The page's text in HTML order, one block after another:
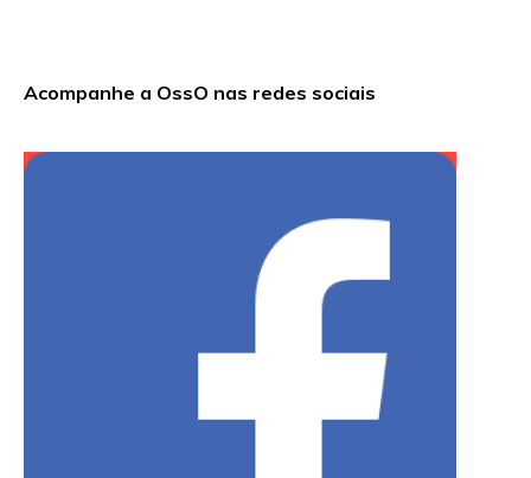
Acompanhe a OssO nas redes sociais